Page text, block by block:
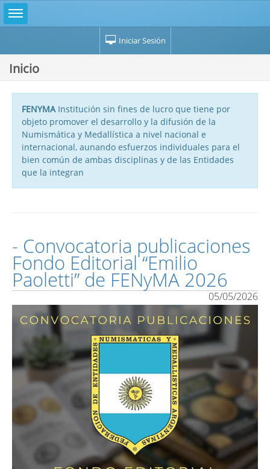
Iniciar Sesión
Inicio
FENYMAInstitución sin fines de lucro que tiene por
objeto promover el desarrollo y la difusión de la
Numismática y Medallística a nivel nacional e
internacional, aunando esfuerzos individuales para el
bien común de ambas disciplinas y de las Entidades
que la integran
- Convocatoria publicaciones
Fondo Editorial “Emilio
Paoletti” de FENyMA 2026
05/05/2026